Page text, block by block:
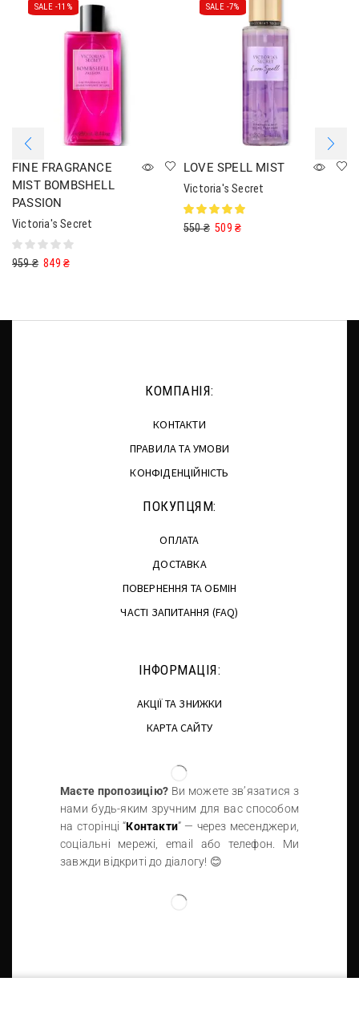
SALE -11%
FINE FRAGRANCE
MIST BOMBSHELL
PASSION
Victoria's Secret
959₴ 849₴
SALE -7%
LOVE SPELL MIST
Victoria's Secret
550₴ 509₴
КОМПАНІЯ:
КОНТАКТИ
ПРАВИЛА ТА УМОВИ
КОНФІДЕНЦІЙНІСТЬ
ПОКУПЦЯМ:
ОПЛАТА
ДОСТАВКА
ПОВЕРНЕННЯ ТА ОБМІН
ЧАСТІ ЗАПИТАННЯ (FAQ)
ІНФОРМАЦІЯ:
АКЦІЇ ТА ЗНИЖКИ
КАРТА САЙТУ
Маєте пропозицію? Ви можете зв’язатися з
нами будь-яким зручним для вас способом
на сторінці “Контакти” — через месенджери,
соціальні мережі, email або телефон. Ми
завжди відкриті до діалогу! 😊